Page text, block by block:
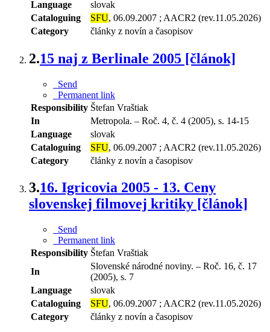
Language
slovak
Cataloguing
SFU, 06.09.2007 ; AACR2 (rev.11.05.2026)
Category
články z novín a časopisov
2.15 naj z Berlinale 2005 [článok]
Send
Permanent link
Responsibility Štefan Vraštiak
In
Metropola. – Roč. 4, č. 4 (2005), s. 14-15
Language
slovak
Cataloguing
SFU, 06.09.2007 ; AACR2 (rev.11.05.2026)
Category
články z novín a časopisov
3.16. Igricovia 2005 - 13. Ceny
slovenskej filmovej kritiky [článok]
Send
Permanent link
Responsibility Štefan Vraštiak
In
Slovenské národné noviny. – Roč. 16, č. 17
(2005), s. 7
Language
slovak
Cataloguing
SFU, 06.09.2007 ; AACR2 (rev.11.05.2026)
Category
články z novín a časopisov